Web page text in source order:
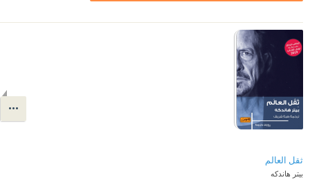
ثقل العالم
بيتر هاندكه